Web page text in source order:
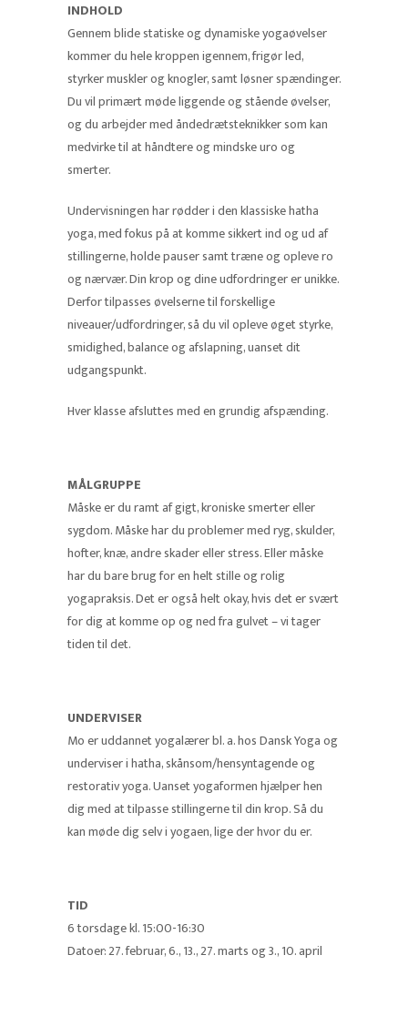
INDHOLD
Gennem blide statiske og dynamiske yogaøvelser
kommer du hele kroppen igennem, frigør led,
styrker muskler og knogler, samt løsner spændinger.
Du vil primært møde liggende og stående øvelser,
og du arbejder med åndedrætsteknikker som kan
medvirke til at håndtere og mindske uro og
smerter.
Undervisningen har rødder i den klassiske hatha
yoga, med fokus på at komme sikkert ind og ud af
stillingerne, holde pauser samt træne og opleve ro
og nærvær. Din krop og dine udfordringer er unikke.
Derfor tilpasses øvelserne til forskellige
niveauer/udfordringer, så du vil opleve øget styrke,
smidighed, balance og afslapning, uanset dit
udgangspunkt.
Hver klasse afsluttes med en grundig afspænding.
MÅLGRUPPE
Måske er du ramt af gigt, kroniske smerter eller
sygdom. Måske har du problemer med ryg, skulder,
hofter, knæ, andre skader eller stress. Eller måske
har du bare brug for en helt stille og rolig
yogapraksis. Det er også helt okay, hvis det er svært
for dig at komme op og ned fra gulvet – vi tager
tiden til det.
UNDERVISER
Mo er uddannet yogalærer bl. a. hos Dansk Yoga og
underviser i hatha, skånsom/hensyntagende og
restorativ yoga. Uanset yogaformen hjælper hen
dig med at tilpasse stillingerne til din krop. Så du
kan møde dig selv i yogaen, lige der hvor du er.
TID
6 torsdage kl. 15:00-16:30
Datoer: 27. februar, 6., 13., 27. marts og 3., 10. april